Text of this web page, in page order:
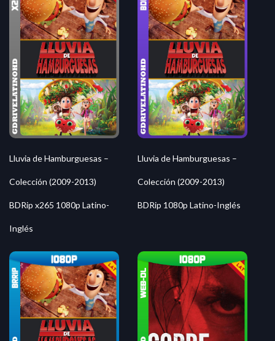
Lluvia de Hamburguesas –
Colección (2009-2013)
BDRip x265 1080p Latino-
Inglés
Lluvia de Hamburguesas –
Colección (2009-2013)
BDRip 1080p Latino-Inglés